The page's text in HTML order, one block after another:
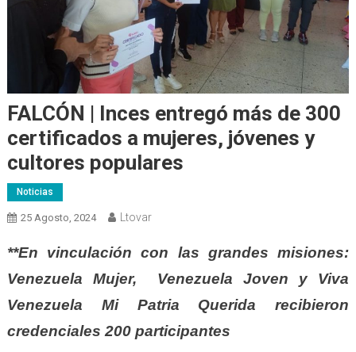
FALCÓN | Inces entregó más de 300
certificados a mujeres, jóvenes y
cultores populares
Noticias
25 Agosto, 2024 Ltovar
**En vinculación con las grandes misiones:
Venezuela Mujer, Venezuela Joven y Viva
Venezuela Mi Patria Querida recibieron
credenciales 200 participantes